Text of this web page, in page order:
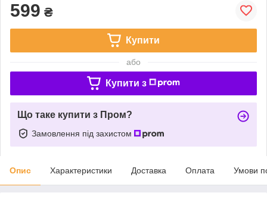
599 ₴
Купити
або
Купити з
Що таке купити з Пром?
Замовлення під захистом
Опис Характеристики Доставка Оплата Умови